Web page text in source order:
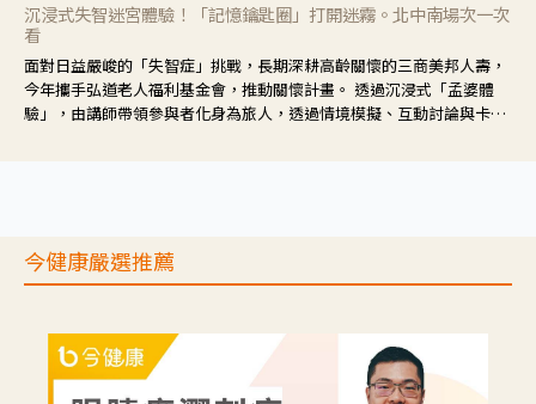
沉浸式失智迷宮體驗！「記憶鑰匙圈」打開迷霧。北中南場次一次
看
面對日益嚴峻的「失智症」挑戰，長期深耕高齡關懷的三商美邦人壽，
今年攜手弘道老人福利基金會，推動關懷計畫。 透過沉浸式「孟婆體
驗」，由講師帶領參與者化身為旅人，透過情境模擬、互動討論與卡牌
今健康嚴選推薦